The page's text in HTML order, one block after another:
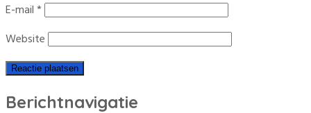
E-mail*
Website
Berichtnavigatie